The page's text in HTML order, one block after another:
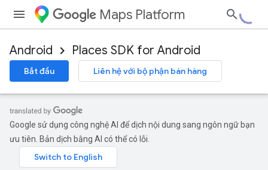
Maps Platform
Android Places SDK for Android
Bắt đầu Liên hệ với bộ phận bán hàng
Google sử dụng công nghệ AI để dịch nội dung sang ngôn ngữ bạn
ưu tiên. Bản dịch bằng AI có thể có lỗi.